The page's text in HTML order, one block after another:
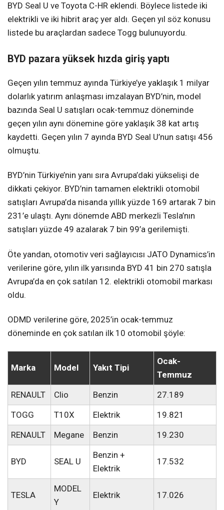
BYD Seal U ve Toyota C-HR eklendi. Böylece listede iki
elektrikli ve iki hibrit araç yer aldı. Geçen yıl söz konusu
listede bu araçlardan sadece Togg bulunuyordu.
BYD pazara yüksek hızda giriş yaptı
Geçen yılın temmuz ayında Türkiye’ye yaklaşık 1 milyar
dolarlık yatırım anlaşması imzalayan BYD’nin, model
bazında Seal U satışları ocak-temmuz döneminde
geçen yılın aynı dönemine göre yaklaşık 38 kat artış
kaydetti. Geçen yılın 7 ayında BYD Seal U’nun satışı 456
olmuştu.
BYD’nin Türkiye’nin yanı sıra Avrupa’daki yükselişi de
dikkati çekiyor. BYD’nin tamamen elektrikli otomobil
satışları Avrupa’da nisanda yıllık yüzde 169 artarak 7 bin
231’e ulaştı. Aynı dönemde ABD merkezli Tesla’nın
satışları yüzde 49 azalarak 7 bin 99’a gerilemişti.
Öte yandan, otomotiv veri sağlayıcısı JATO Dynamics’in
verilerine göre, yılın ilk yarısında BYD 41 bin 270 satışla
Avrupa’da en çok satılan 12. elektrikli otomobil markası
oldu.
ODMD verilerine göre, 2025’in ocak-temmuz
döneminde en çok satılan ilk 10 otomobil şöyle:
Marka Model Yakıt Tipi
Ocak-
Temmuz
RENAULT
Clio Benzin
27.189
TOGG
T10X Elektrik
19.821
RENAULT
Megane Benzin 19.230
BYD SEAL U
Benzin +
Elektrik
17.532
TESLA
MODEL
Y
Elektrik 17.026